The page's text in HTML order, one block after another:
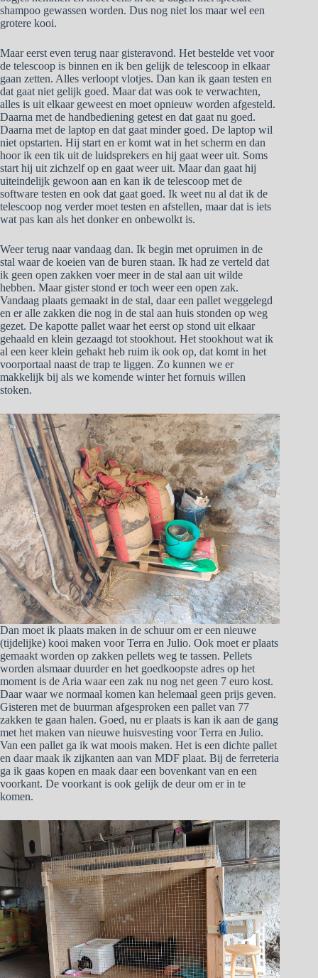
shampoo gewassen worden. Dus nog niet los maar wel een
grotere kooi.
Maar eerst even terug naar gisteravond. Het bestelde vet voor
de telescoop is binnen en ik ben gelijk de telescoop in elkaar
gaan zetten. Alles verloopt vlotjes. Dan kan ik gaan testen en
dat gaat niet gelijk goed. Maar dat was ook te verwachten,
alles is uit elkaar geweest en moet opnieuw worden afgesteld.
Daarna met de handbediening getest en dat gaat nu goed.
Daarna met de laptop en dat gaat minder goed. De laptop wil
niet opstarten. Hij start en er komt wat in het scherm en dan
hoor ik een tik uit de luidsprekers en hij gaat weer uit. Soms
start hij uit zichzelf op en gaat weer uit. Maar dan gaat hij
uiteindelijk gewoon aan en kan ik de telescoop met de
software testen en ook dat gaat goed. Ik weet nu al dat ik de
telescoop nog verder moet testen en afstellen, maar dat is iets
wat pas kan als het donker en onbewolkt is.
Weer terug naar vandaag dan. Ik begin met opruimen in de
stal waar de koeien van de buren staan. Ik had ze verteld dat
ik geen open zakken voer meer in de stal aan uit wilde
hebben. Maar gister stond er toch weer een open zak.
Vandaag plaats gemaakt in de stal, daar een pallet weggelegd
en er alle zakken die nog in de stal aan huis stonden op weg
gezet. De kapotte pallet waar het eerst op stond uit elkaar
gehaald en klein gezaagd tot stookhout. Het stookhout wat ik
al een keer klein gehakt heb ruim ik ook op, dat komt in het
voorportaal naast de trap te liggen. Zo kunnen we er
makkelijk bij als we komende winter het fornuis willen
stoken.
Dan moet ik plaats maken in de schuur om er een nieuwe
(tijdelijke) kooi maken voor Terra en Julio. Ook moet er plaats
gemaakt worden op zakken pellets weg te tassen. Pellets
worden alsmaar duurder en het goedkoopste adres op het
moment is de Aria waar een zak nu nog net geen 7 euro kost.
Daar waar we normaal komen kan helemaal geen prijs geven.
Gisteren met de buurman afgesproken een pallet van 77
zakken te gaan halen. Goed, nu er plaats is kan ik aan de gang
met het maken van nieuwe huisvesting voor Terra en Julio.
Van een pallet ga ik wat moois maken. Het is een dichte pallet
en daar maak ik zijkanten aan van MDF plaat. Bij de ferreteria
ga ik gaas kopen en maak daar een bovenkant van en een
voorkant. De voorkant is ook gelijk de deur om er in te
komen.